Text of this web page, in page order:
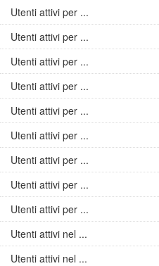
Utenti attivi per ...
Utenti attivi per ...
Utenti attivi per ...
Utenti attivi per ...
Utenti attivi per ...
Utenti attivi per ...
Utenti attivi per ...
Utenti attivi per ...
Utenti attivi per ...
Utenti attivi nel ...
Utenti attivi nel ...